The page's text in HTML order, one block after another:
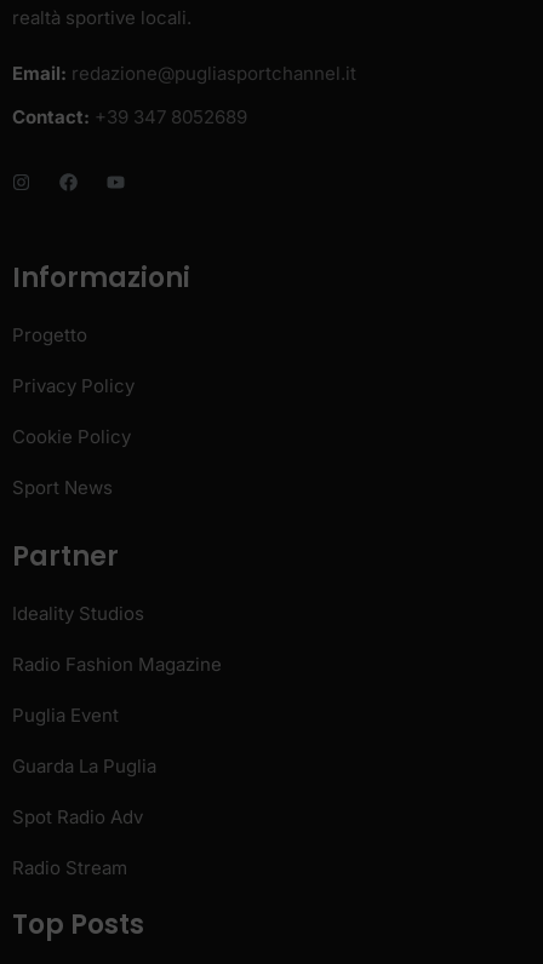
realtà sportive locali.
Email: redazione@pugliasportchannel.it
Contact: +39 347 8052689
Informazioni
Progetto
Privacy Policy
Cookie Policy
Sport News
Partner
Ideality Studios
Radio Fashion Magazine
Puglia Event
Guarda La Puglia
Spot Radio Adv
Radio Stream
Top Posts